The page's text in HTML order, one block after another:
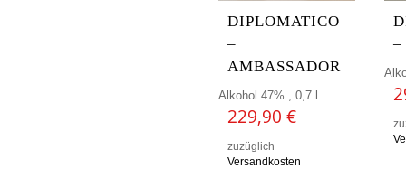
DIPLOMATICO
–
AMBASSADOR
Alkohol 47% , 0,7 l
229,90 €
zuzüglich
Versandkosten
–